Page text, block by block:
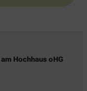
Hochhaus oHG